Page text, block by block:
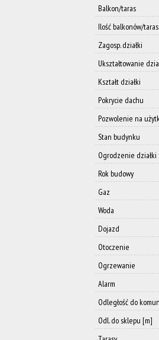
Balkon/taras
Ilość balkonów/
Zagosp. działki
Ukształtowanie
Kształt działki
Pokrycie dachu
Pozwolenie na
Stan budynku
Ogrodzenie działki
Rok budowy
Gaz
Woda
Dojazd
Otoczenie
Ogrzewanie
Alarm
Odległość do
Odl. do sklepu [m]